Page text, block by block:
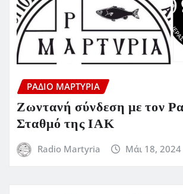
ΡΆΔΙΟ ΜΑΡΤΥΡΊΑ
Ζωντανή σύνδεση με τον
Σταθμό της ΙΑΚ
Radio Martyria Μάι 18, 2024